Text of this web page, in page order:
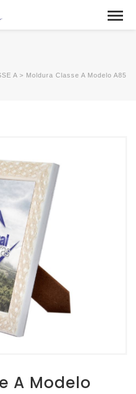
A > Moldura Classe A Modelo A85
A Modelo